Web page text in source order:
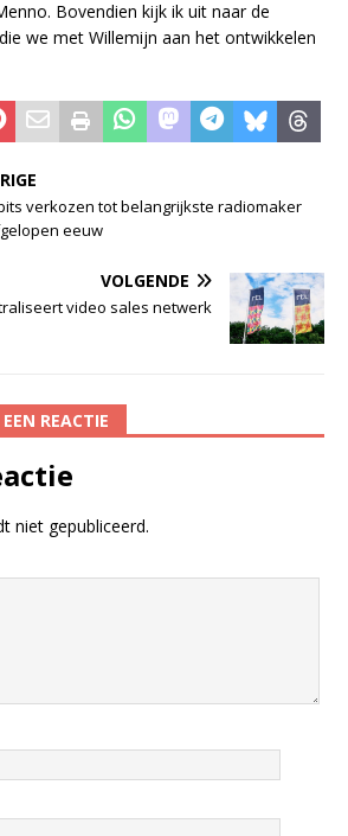
Bovendien kijk ik uit naar de
we met Willemijn aan het ontwikkelen
verkozen tot belangrijkste radiomaker
eeuw
VOLGENDE
video sales netwerk
REACTIE
niet gepubliceerd.